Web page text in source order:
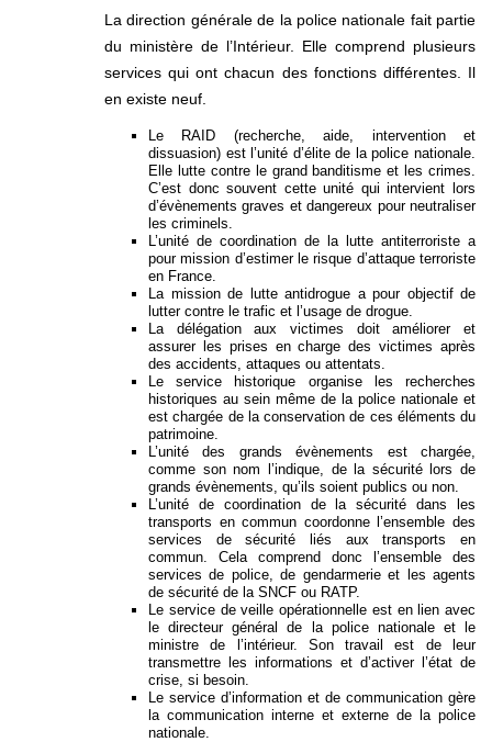
La direction générale de la police nationale fait partie
du ministère de l’Intérieur. Elle comprend plusieurs
services qui ont chacun des fonctions différentes. Il
en existe neuf.
Le RAID (recherche, aide, intervention et
dissuasion) est l’unité d’élite de la police nationale.
Elle lutte contre le grand banditisme et les crimes.
C’est donc souvent cette unité qui intervient lors
d’évènements graves et dangereux pour neutraliser
les criminels.
L’unité de coordination de la lutte antiterroriste a
pour mission d’estimer le risque d’attaque terroriste
en France.
La mission de lutte antidrogue a pour objectif de
lutter contre le trafic et l’usage de drogue.
La délégation aux victimes doit améliorer et
assurer les prises en charge des victimes après
des accidents, attaques ou attentats.
Le service historique organise les recherches
historiques au sein même de la police nationale et
est chargée de la conservation de ces éléments du
patrimoine.
L’unité des grands évènements est chargée,
comme son nom l’indique, de la sécurité lors de
grands évènements, qu’ils soient publics ou non.
L’unité de coordination de la sécurité dans les
transports en commun coordonne l’ensemble des
services de sécurité liés aux transports en
commun. Cela comprend donc l’ensemble des
services de police, de gendarmerie et les agents
de sécurité de la SNCF ou RATP.
Le service de veille opérationnelle est en lien avec
le directeur général de la police nationale et le
ministre de l’intérieur. Son travail est de leur
transmettre les informations et d’activer l’état de
crise, si besoin.
Le service d’information et de communication gère
la communication interne et externe de la police
nationale.